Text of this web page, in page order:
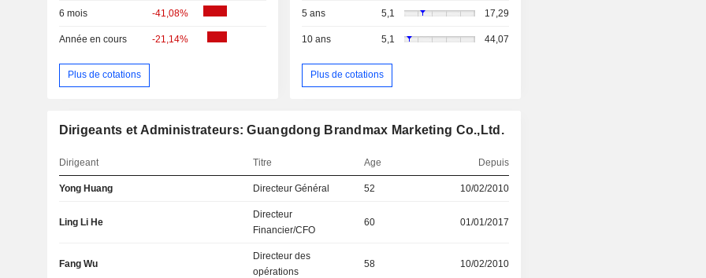
6 mois -41,08%
Année en cours -21,14%
Plus de cotations
5 ans 5,1 17,29
10 ans 5,1 44,07
Plus de cotations
Dirigeants et Administrateurs: Guangdong Brandmax Marketing Co.,Ltd.
Dirigeant Titre Age Depuis
Yong Huang Directeur Général 52 10/02/2010
Ling Li He
Directeur
Financier/CFO
60 01/01/2017
Fang Wu
Directeur des
opérations
58 10/02/2010